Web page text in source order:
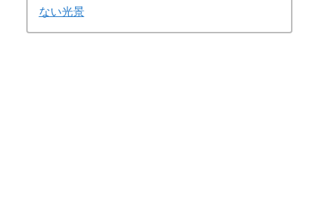
ない光景